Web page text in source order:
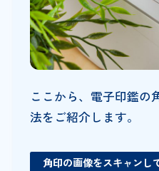
ここから、電子印鑑の
法をご紹介します。
角印の画像をスキャンし